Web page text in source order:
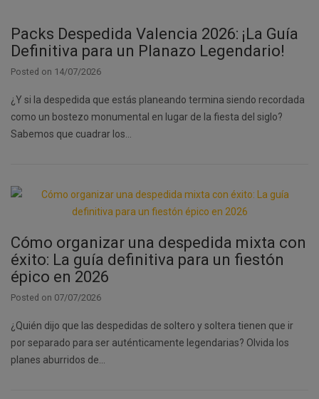
Packs Despedida Valencia 2026: ¡La Guía
Definitiva para un Planazo Legendario!
Posted on 14/07/2026
¿Y si la despedida que estás planeando termina siendo recordada
como un bostezo monumental en lugar de la fiesta del siglo?
Sabemos que cuadrar los…
Cómo organizar una despedida mixta con
éxito: La guía definitiva para un fiestón
épico en 2026
Posted on 07/07/2026
¿Quién dijo que las despedidas de soltero y soltera tienen que ir
por separado para ser auténticamente legendarias? Olvida los
planes aburridos de…